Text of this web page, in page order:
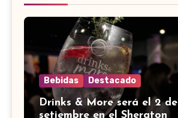
Bebidas Destacado
Drinks & More será el 2 de
setiembre en el Sheraton